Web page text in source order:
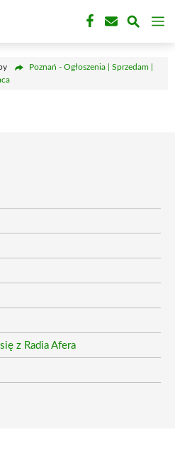
Poznań - Ogłoszenia | Sprzedam |
z Radia Afera